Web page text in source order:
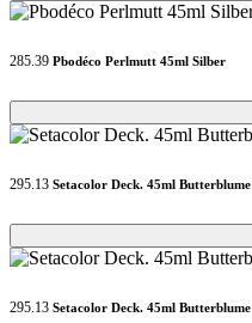
285.39 Pbodéco Perlmutt 45ml Silber
Loading...
Loading...
295.13 Setacolor Deck. 45ml Butterblume
Loading...
Loading...
295.13 Setacolor Deck. 45ml Butterblume